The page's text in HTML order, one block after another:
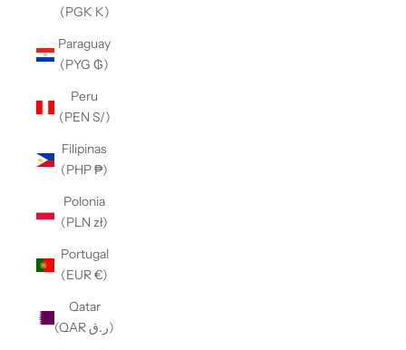
(PGK K)
Paraguay
(PYG ₲)
Peru
(PEN S/)
Filipinas
(PHP ₱)
Polonia
(PLN zł)
Portugal
(EUR €)
Qatar
(QAR ر.ق)